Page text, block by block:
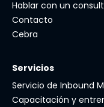
Hablar con un
Contacto
Cebra
Servicios
Servicio de Inbound
Capacitación y